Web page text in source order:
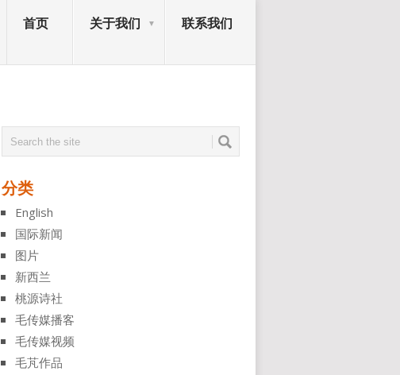
首页 关于我们 联系我们
分类
English
国际新闻
图片
新西兰
桃源诗社
毛传媒播客
毛传媒视频
毛芃作品